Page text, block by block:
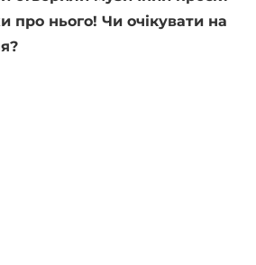
про нього! Чи очікувати на